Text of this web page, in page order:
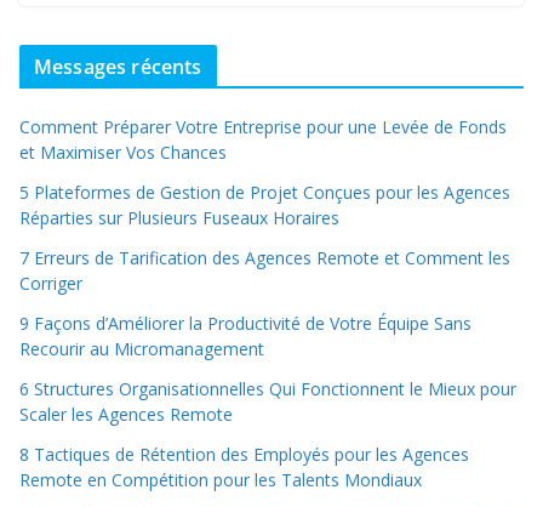
Messages récents
Comment Préparer Votre Entreprise pour une Levée de Fonds
et Maximiser Vos Chances
5 Plateformes de Gestion de Projet Conçues pour les Agences
Réparties sur Plusieurs Fuseaux Horaires
7 Erreurs de Tarification des Agences Remote et Comment les
Corriger
9 Façons d’Améliorer la Productivité de Votre Équipe Sans
Recourir au Micromanagement
6 Structures Organisationnelles Qui Fonctionnent le Mieux pour
Scaler les Agences Remote
8 Tactiques de Rétention des Employés pour les Agences
Remote en Compétition pour les Talents Mondiaux